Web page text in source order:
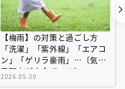
【梅雨】の対策と過ごし方
「洗濯」「紫外線」「エアコ
ン」「ゲリラ豪雨」…〔気象
予報士が完全ガイド〕
2026.05.30